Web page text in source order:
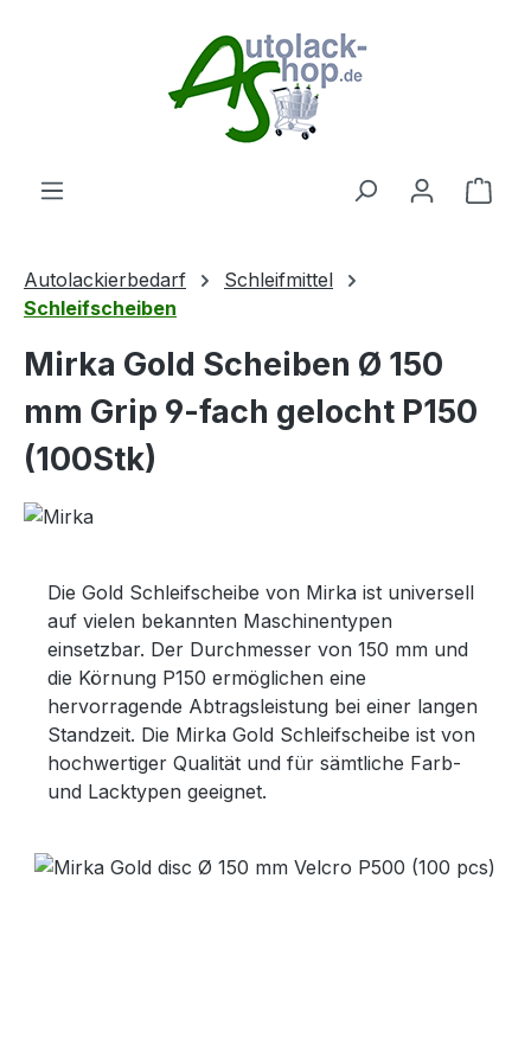
Autolackierbedarf
Schleifmittel
Schleifscheiben
Mirka Gold Scheiben Ø 150
mm Grip 9-fach gelocht P150
(100Stk)
Die Gold Schleifscheibe von Mirka ist universell
auf vielen bekannten Maschinentypen
einsetzbar. Der Durchmesser von 150 mm und
die Körnung P150 ermöglichen eine
hervorragende Abtragsleistung bei einer langen
Standzeit. Die Mirka Gold Schleifscheibe ist von
hochwertiger Qualität und für sämtliche Farb-
und Lacktypen geeignet.
Bildergalerie überspringen